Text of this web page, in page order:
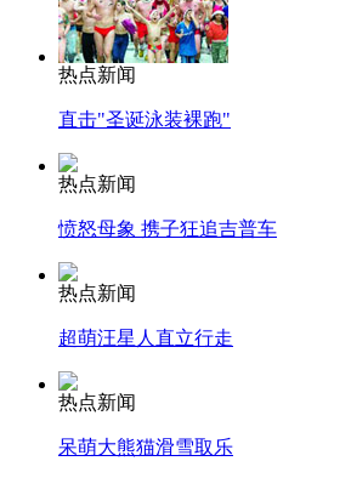
热点新闻
直击"圣诞泳装裸跑"
热点新闻
愤怒母象 携子狂追吉普车
热点新闻
超萌汪星人直立行走
热点新闻
呆萌大熊猫滑雪取乐